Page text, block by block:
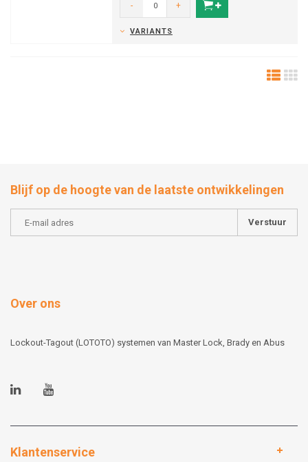
- +
VARIANTS
Blijf op de hoogte van de laatste ontwikkelingen
Verstuur
Over ons
Lockout-Tagout (LOTOTO) systemen van Master Lock, Brady en Abus
Klantenservice